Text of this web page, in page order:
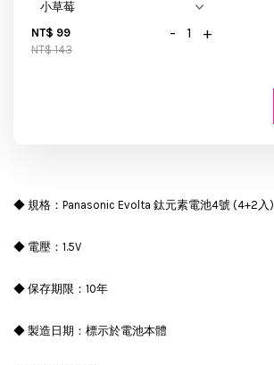
NT$ 99
NT$ 143
- +
◆ 規格：Panasonic Evolta 鈦元素電池4號 (4+2入)
◆ 電壓：1.5V
◆ 保存期限：10年
◆ 製造日期：標示於電池本體